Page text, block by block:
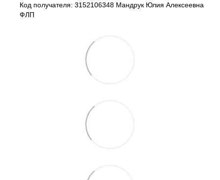
Код получателя: 3152106348 Мандрук Юлия Алексеевна
ФЛП